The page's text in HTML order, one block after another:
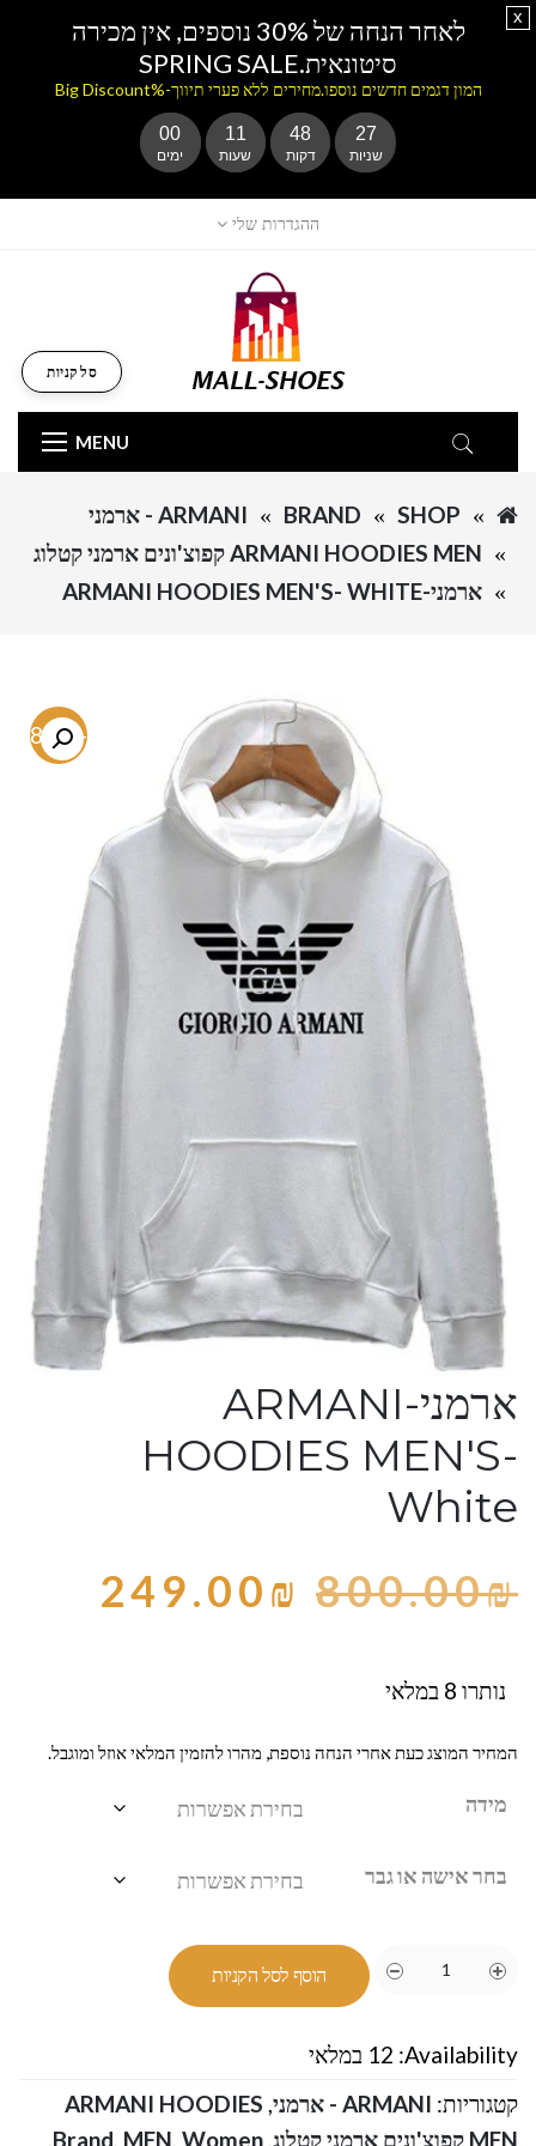
ההגדרות שלי
MENU
סל קניות
SHOP
BRAND
ARMANI - ארמני
ARMANI HOODIES MEN קפוצ'ונים ארמני קטלוג
ארמני-ARMANI HOODIES MEN'S- WHITE
-68.9%
ארמני-ARMANI
HOODIES MEN'S-
White
800.00₪
249.00₪
נותרו 8 במלאי
המחיר המוצג כעת אחרי הנחה נוספת, מהרו להזמין המלאי אוזל ומוגבל.
מידה
בחר אישה או גבר
הוסף לסל הקניות
Availability: 12 במלאי
קטגוריות: ARMANI - ארמני ,
ARMANI HOODIES
MEN קפוצ'ונים ארמני קטלוג
Brand MEN Women
לאחר הנחה של 30% נוספים, אין מכירה
סיטונאית.SPRING SALE
המון דגמים חדשים נוספו.מחירים ללא פערי תיווך-%Big Discount
00
ימים
11
שעות
48
דקות
27
שניות
x